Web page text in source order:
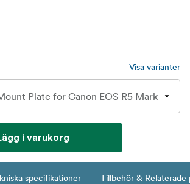
Visa varianter
i varukorg
specifikationer Tillbehör & Relaterade